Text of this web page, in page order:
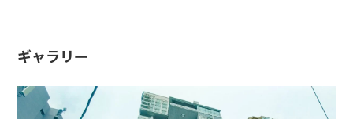
ギャラリー